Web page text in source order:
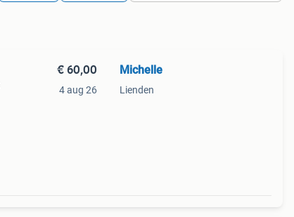
€ 60,00
4 aug 26
Michelle
Lienden